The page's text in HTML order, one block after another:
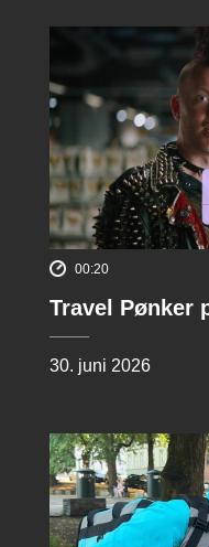
00:20
Travel Pønker
30. juni 2026